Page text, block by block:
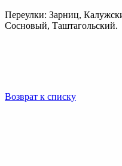
Переулки: Зарниц,
Сосновый, Таштагольский.
Возврат к списку